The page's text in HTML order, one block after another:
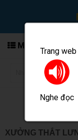
Trang
Nghe đọc
MENU
XƯỞNG THẮT